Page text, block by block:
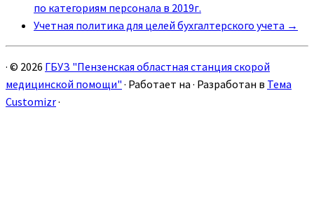
по категориям персонала в 2019г.
Учетная политика для целей бухгалтерского учета →
· © 2026 ГБУЗ "Пензенская областная станция скорой
медицинской помощи" · Работает на · Разработан в Тема
Customizr·